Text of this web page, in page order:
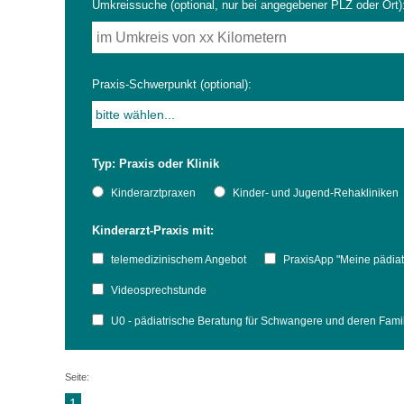
Impfsicherheit
Notdienste
Empfehlungen
Familienzeit
Umkreissuche (optional, nur bei angegebener PLZ oder Ort):
Praxis-Schwerpunkt (optional):
Typ: Praxis oder Klinik
Kinderarztpraxen Kinder- und Jugend-Rehakliniken
Kinderarzt-Praxis mit:
telemedizinischem Angebot PraxisApp "Meine
Videosprechstunde
U0 - pädiatrische Beratung für Schwangere und deren
Seite: